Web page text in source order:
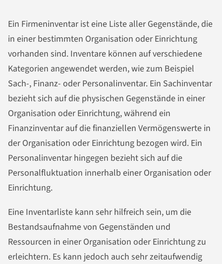
Ein Firmeninventar ist eine Liste aller Gegenstände, die
in einer bestimmten Organisation oder Einrichtung
vorhanden sind. Inventare können auf verschiedene
Kategorien angewendet werden, wie zum Beispiel
Sach-, Finanz- oder Personalinventar. Ein Sachinventar
bezieht sich auf die physischen Gegenstände in einer
Organisation oder Einrichtung, während ein
Finanzinventar auf die finanziellen Vermögenswerte in
der Organisation oder Einrichtung bezogen wird. Ein
Personalinventar hingegen bezieht sich auf die
Personalfluktuation innerhalb einer Organisation oder
Einrichtung.
Eine Inventarliste kann sehr hilfreich sein, um die
Bestandsaufnahme von Gegenständen und
Ressourcen in einer Organisation oder Einrichtung zu
erleichtern. Es kann jedoch auch sehr zeitaufwendig